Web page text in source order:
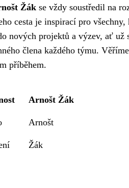
Žák se vždy soustředil na
cesta je inspirací pro
nových projektů a výzev, ať už
člena každého týmu.
příběhem.
Arnošt Žák
Arnošt
Žák